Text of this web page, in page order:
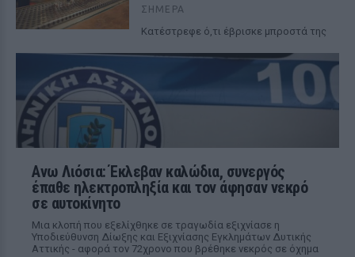
ΣΉΜΕΡΑ
Κατέστρεφε ό,τι έβρισκε μπροστά της
Ανω Λιόσια: Έκλεβαν καλώδια, συνεργός
έπαθε ηλεκτροπληξία και τον άφησαν νεκρό
σε αυτοκίνητο
Μια κλοπή που εξελίχθηκε σε τραγωδία εξιχνίασε η
Υποδιεύθυνση Δίωξης και Εξιχνίασης Εγκλημάτων Δυτικής
Αττικής - αφορά τον 72χρονο που βρέθηκε νεκρός σε όχημα